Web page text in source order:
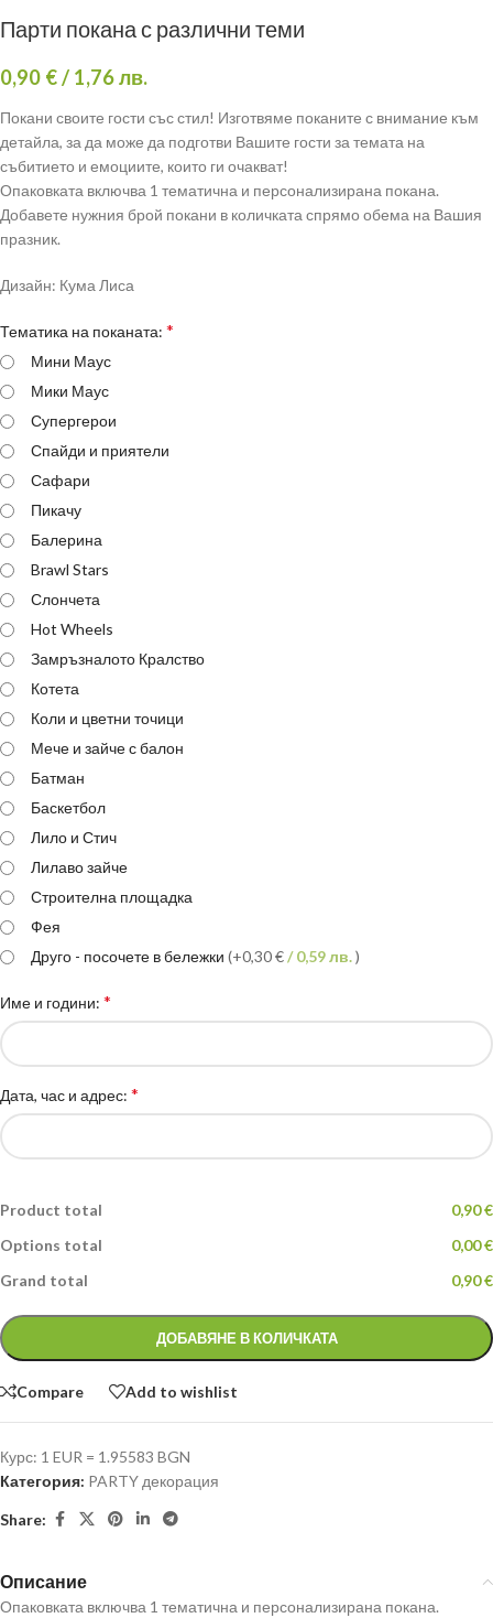
Парти покана с различни теми
0,90 €/ 1,76 лв.
Покани своите гости със стил! Изготвяме поканите с внимание към
детайла, за да може да подготви Вашите гости за темата на
събитието и емоциите, които ги очакват!
Опаковката включва 1 тематична и персонализирана покана.
Добавете нужния брой покани в количката спрямо обема на Вашия
празник.
Дизайн: Кума Лиса
Тематика на поканата: *
Мини Маус
Мики Маус
Супергерои
Спайди и приятели
Сафари
Пикачу
Балерина
Brawl Stars
Слончета
Hot Wheels
Замръзналото Кралство
Котета
Коли и цветни точици
Мече и зайче с балон
Батман
Баскетбол
Лило и Стич
Лилаво зайче
Строителна площадка
Фея
Друго - посочете в бележки (+0,30 €/ 0,59 лв.)
Име и години: *
Дата, час и адрес: *
Product total
0,90 €
Options total
0,00 €
Grand total
0,90 €
ДОБАВЯНЕ В КОЛИЧКАТА
Compare Add to wishlist
Курс: 1 EUR = 1.95583 BGN
Категория: PARTY декорация
Share:
Описание
Опаковката включва 1 тематична и персонализирана покана.